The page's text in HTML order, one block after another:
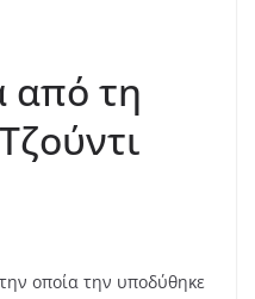
από τη
οποία την υποδύθηκε